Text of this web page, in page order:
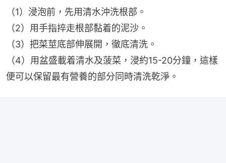
（1）浸泡前，先用清水沖洗根部。
（2）用手指捽走根部黏着的泥沙。
（3）把菜莖底部伸展開，徹底清洗。
（4）用盆盛載着清水及菠菜，浸約15-20分鐘，這樣
便可以保留最有營養的部分同時清洗乾淨。